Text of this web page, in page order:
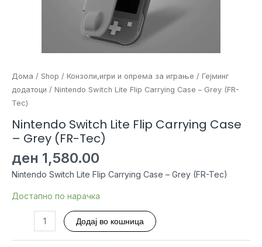
Дома / Shop / Конзоли,игри и опрема за играње / Гејминг
додатоци / Nintendo Switch Lite Flip Carrying Case – Grey (FR-
Tec)
Nintendo Switch Lite Flip Carrying Case
– Grey (FR-Tec)
ден 1,580.00
Nintendo Switch Lite Flip Carrying Case – Grey (FR-Tec)
Достапно по нарачка
Nintendo
Switch
Lite
Додај во кошница